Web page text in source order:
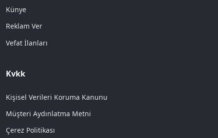
Künye
Reklam Ver
Vefat İlanları
Kvkk
Kişisel Verileri Koruma Kanunu
Müşteri Aydınlatma Metni
Çerez Politikası